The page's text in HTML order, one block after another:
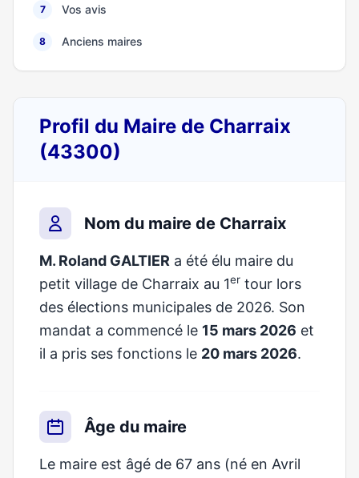
7 Vos avis
8 Anciens maires
Profil du Maire de Charraix
(43300)
Nom du maire de Charraix
M. Roland GALTIER a été élu maire du
petit village de Charraix au 1er tour lors
des élections municipales de 2026. Son
mandat a commencé le 15 mars 2026 et
il a pris ses fonctions le 20 mars 2026.
Âge du maire
Le maire est âgé de 67 ans (né en Avril